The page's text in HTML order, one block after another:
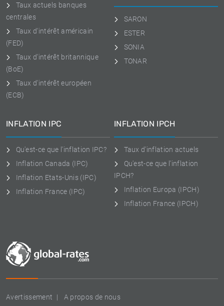
Avertissement A propos de nous
Taux actuels banques
centrales
Taux d'intérêt américain
(FED)
Taux d'intérêt britannique
(BoE)
Taux d'intérêt européen
(ECB)
SARON
ESTER
SONIA
TONAR
INFLATION IPC
Qu'est-ce que l'inflation IPC?
Inflation Canada (IPC)
Inflation Etats-Unis (IPC)
Inflation France (IPC)
INFLATION IPCH
Taux d'inflation actuels
Qu'est-ce que l'inflation
IPCH?
Inflation Europa (IPCH)
Inflation France (IPCH)